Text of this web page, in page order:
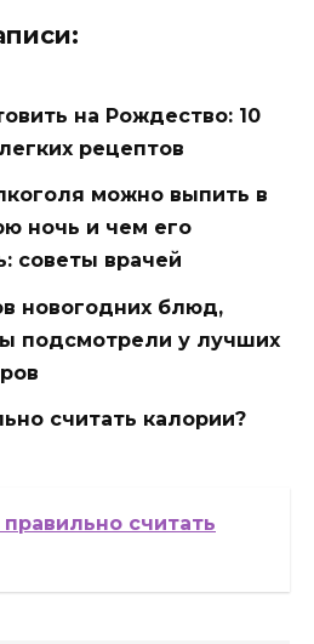
на Рождество: 10
рецептов
можно выпить в
ночь и чем его
советы врачей
новогодних блюд,
подсмотрели у лучших
считать калории?
правильно считать